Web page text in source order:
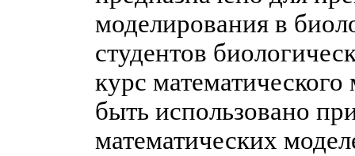
моделирования в
студентов
курс
быть использовано
математических